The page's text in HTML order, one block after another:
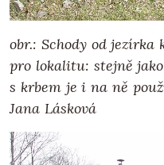
obr.: Schody od jezírka
pro lokalitu: stejně
s krbem je i na ně
Jana Lásková